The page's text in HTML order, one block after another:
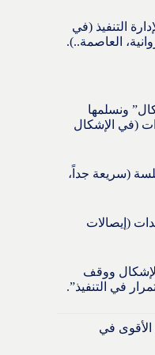
التنفيذ (في
العاصمة..).
ونسلمها
(في الإشكال
(سريعة جداً،
(إيصالات
ووقف
في التنفيذ”.
الأقوى في